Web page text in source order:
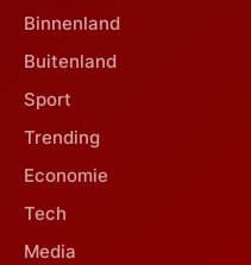
Binnenland
Buitenland
Sport
Trending
Economie
Tech
Media